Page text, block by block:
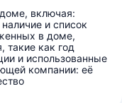
включая:
и список
в доме,
такие как год
и использованные
компании: её